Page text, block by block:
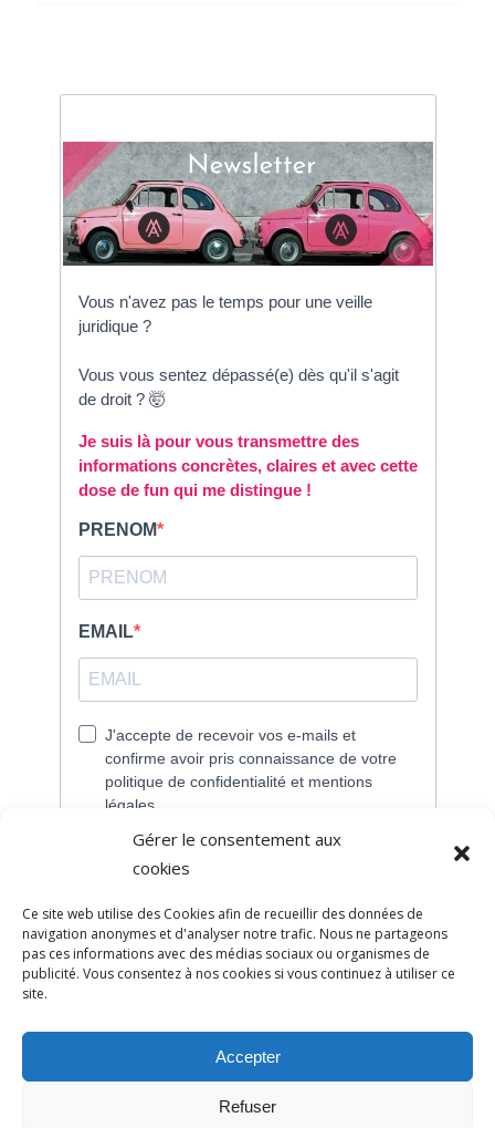
Gérer le consentement aux
cookies
Ce site web utilise des Cookies afin de recueillir des données de
navigation anonymes et d'analyser notre trafic. Nous ne partageons
pas ces informations avec des médias sociaux ou organismes de
publicité. Vous consentez à nos cookies si vous continuez à utiliser ce
site.
Accepter
Refuser